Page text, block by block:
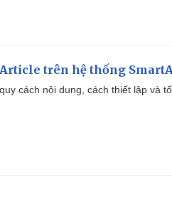
trên hệ thống
cách nội dung, cách thiết lập và